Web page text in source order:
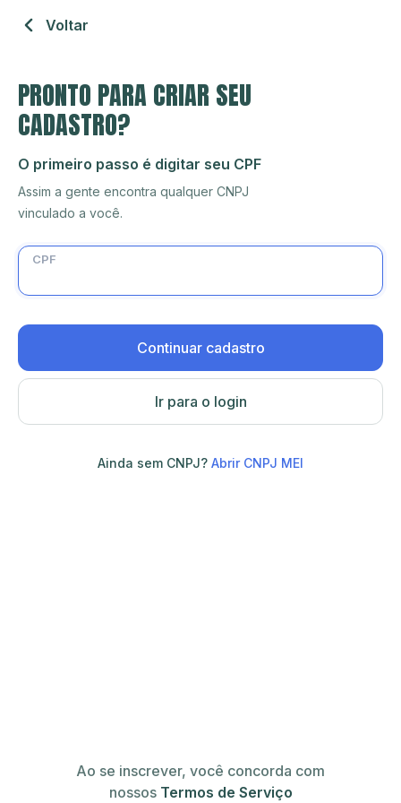
Voltar
PRONTO PARA CRIAR SEU
CADASTRO?
O primeiro passo é digitar seu CPF
Assim a gente encontra qualquer CNPJ
vinculado a você.
CPF
Continuar cadastro
Ir para o login
Ainda sem CNPJ? Abrir CNPJ MEI
Ao se inscrever, você concorda com
nossos Termos de Serviço